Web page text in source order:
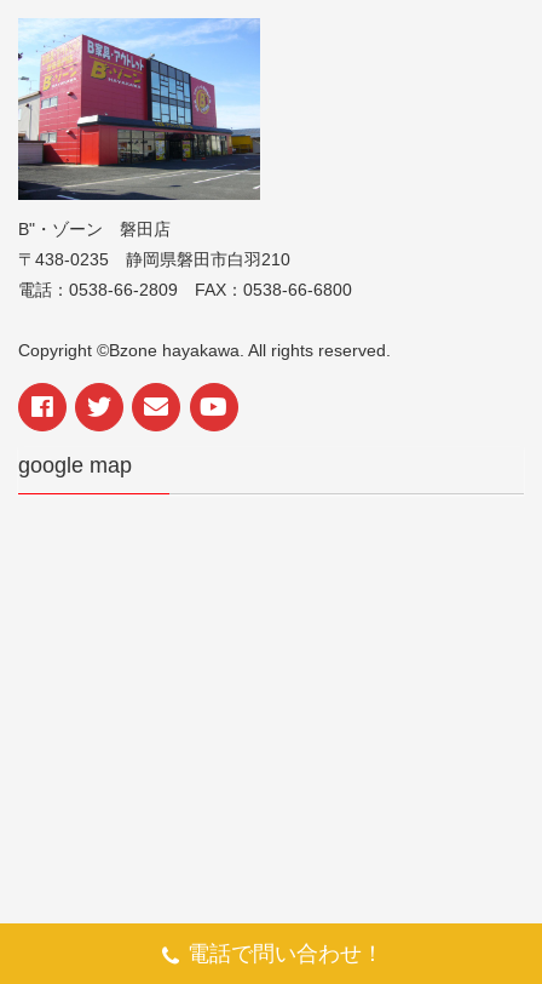
B"・ゾーン 磐田店
〒438-0235 静岡県磐田市白羽210
電話：0538-66-2809 FAX：0538-66-6800
Copyright ©Bzone hayakawa. All rights reserved.
google map
電話で問い合わせ！